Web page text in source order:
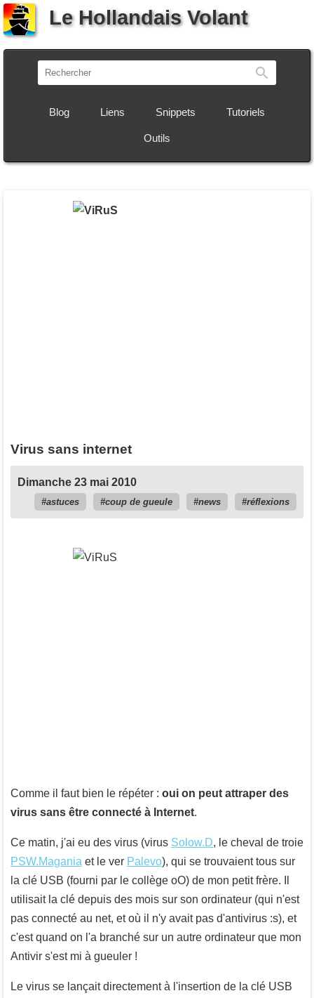
Le Hollandais Volant
Blog Liens Snippets Tutoriels
Outils
Virus sans internet
Dimanche 23 mai 2010
astuces coup de gueule news réflexions
Comme il faut bien le répéter : oui on peut attraper des
virus sans être connecté à Internet.
Ce matin, j'ai eu des virus (virus Solow.D, le cheval de troie
PSW.Magania et le ver Palevo), qui se trouvaient tous sur
la clé USB (fourni par le collège oO) de mon petit frère. Il
utilisait la clé depuis des mois sur son ordinateur (qui n'est
pas connecté au net, et où il n'y avait pas d'antivirus :s), et
c'est quand on l'a branché sur un autre ordinateur que mon
Antivir s'est mi à gueuler !
Le virus se lançait directement à l'insertion de la clé USB